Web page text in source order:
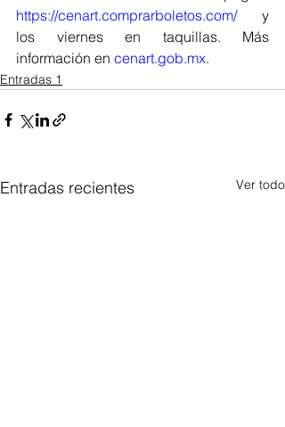
https://cenart.comprarboletos.com/ y
los viernes en taquillas. Más
información en cenart.gob.mx.
Entradas 1
Entradas recientes Ver todo